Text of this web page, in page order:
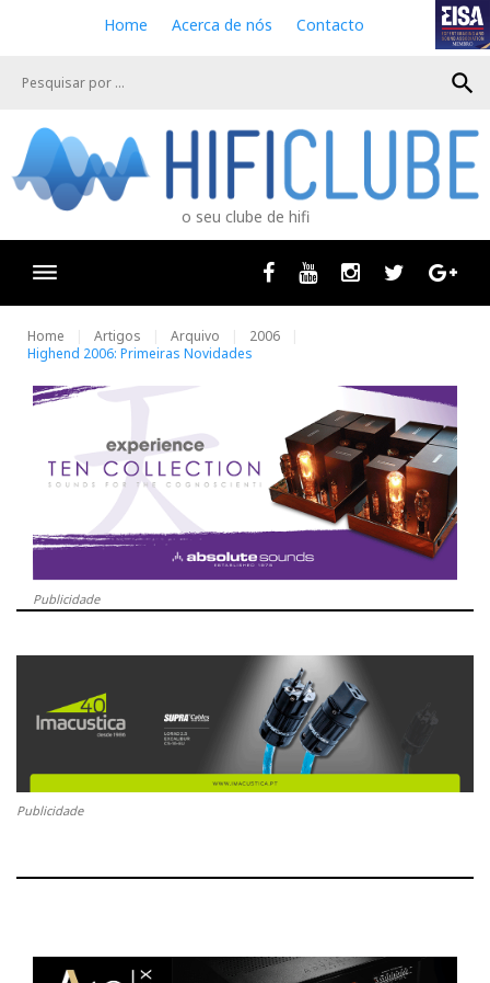
e
Home Acerca de nós Contacto
search
o seu clube de hifi
Facebook
Youtube InstagramTwitter
Home Artigos Arquivo
2006
Highend 2006: Primeiras Novidades
Publicidade
Publicidade